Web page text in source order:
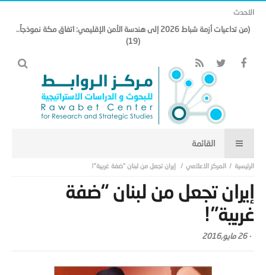
الاحدث
(من تداعيات أزمة شباط 2026 إلى هندسة الأمن الإقليمي: اتفاق مكة نموذجاً..
(19)
المركز الاعلامي إيران تجعل من لبنان “ضفة غربية”!
إيران تجعل من لبنان “ضفة
غربية”!
-26 مايو,2016